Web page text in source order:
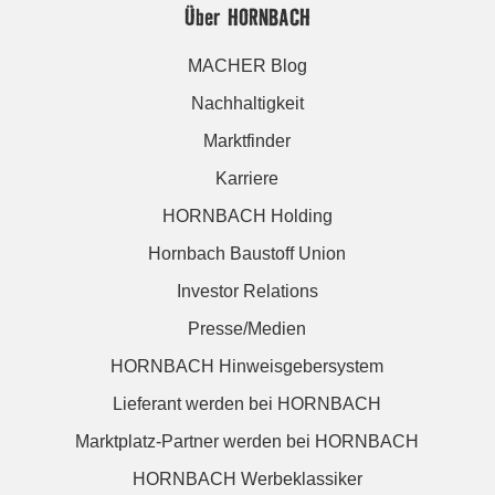
Über HORNBACH
MACHER Blog
Nachhaltigkeit
Marktfinder
Karriere
HORNBACH Holding
Hornbach Baustoff Union
Investor Relations
Presse/Medien
HORNBACH Hinweisgebersystem
Lieferant werden bei HORNBACH
Marktplatz-Partner werden bei HORNBACH
HORNBACH Werbeklassiker